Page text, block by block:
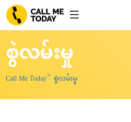
စွဲလမ်းမှု
Call Me Today စွဲလမ်းမှု